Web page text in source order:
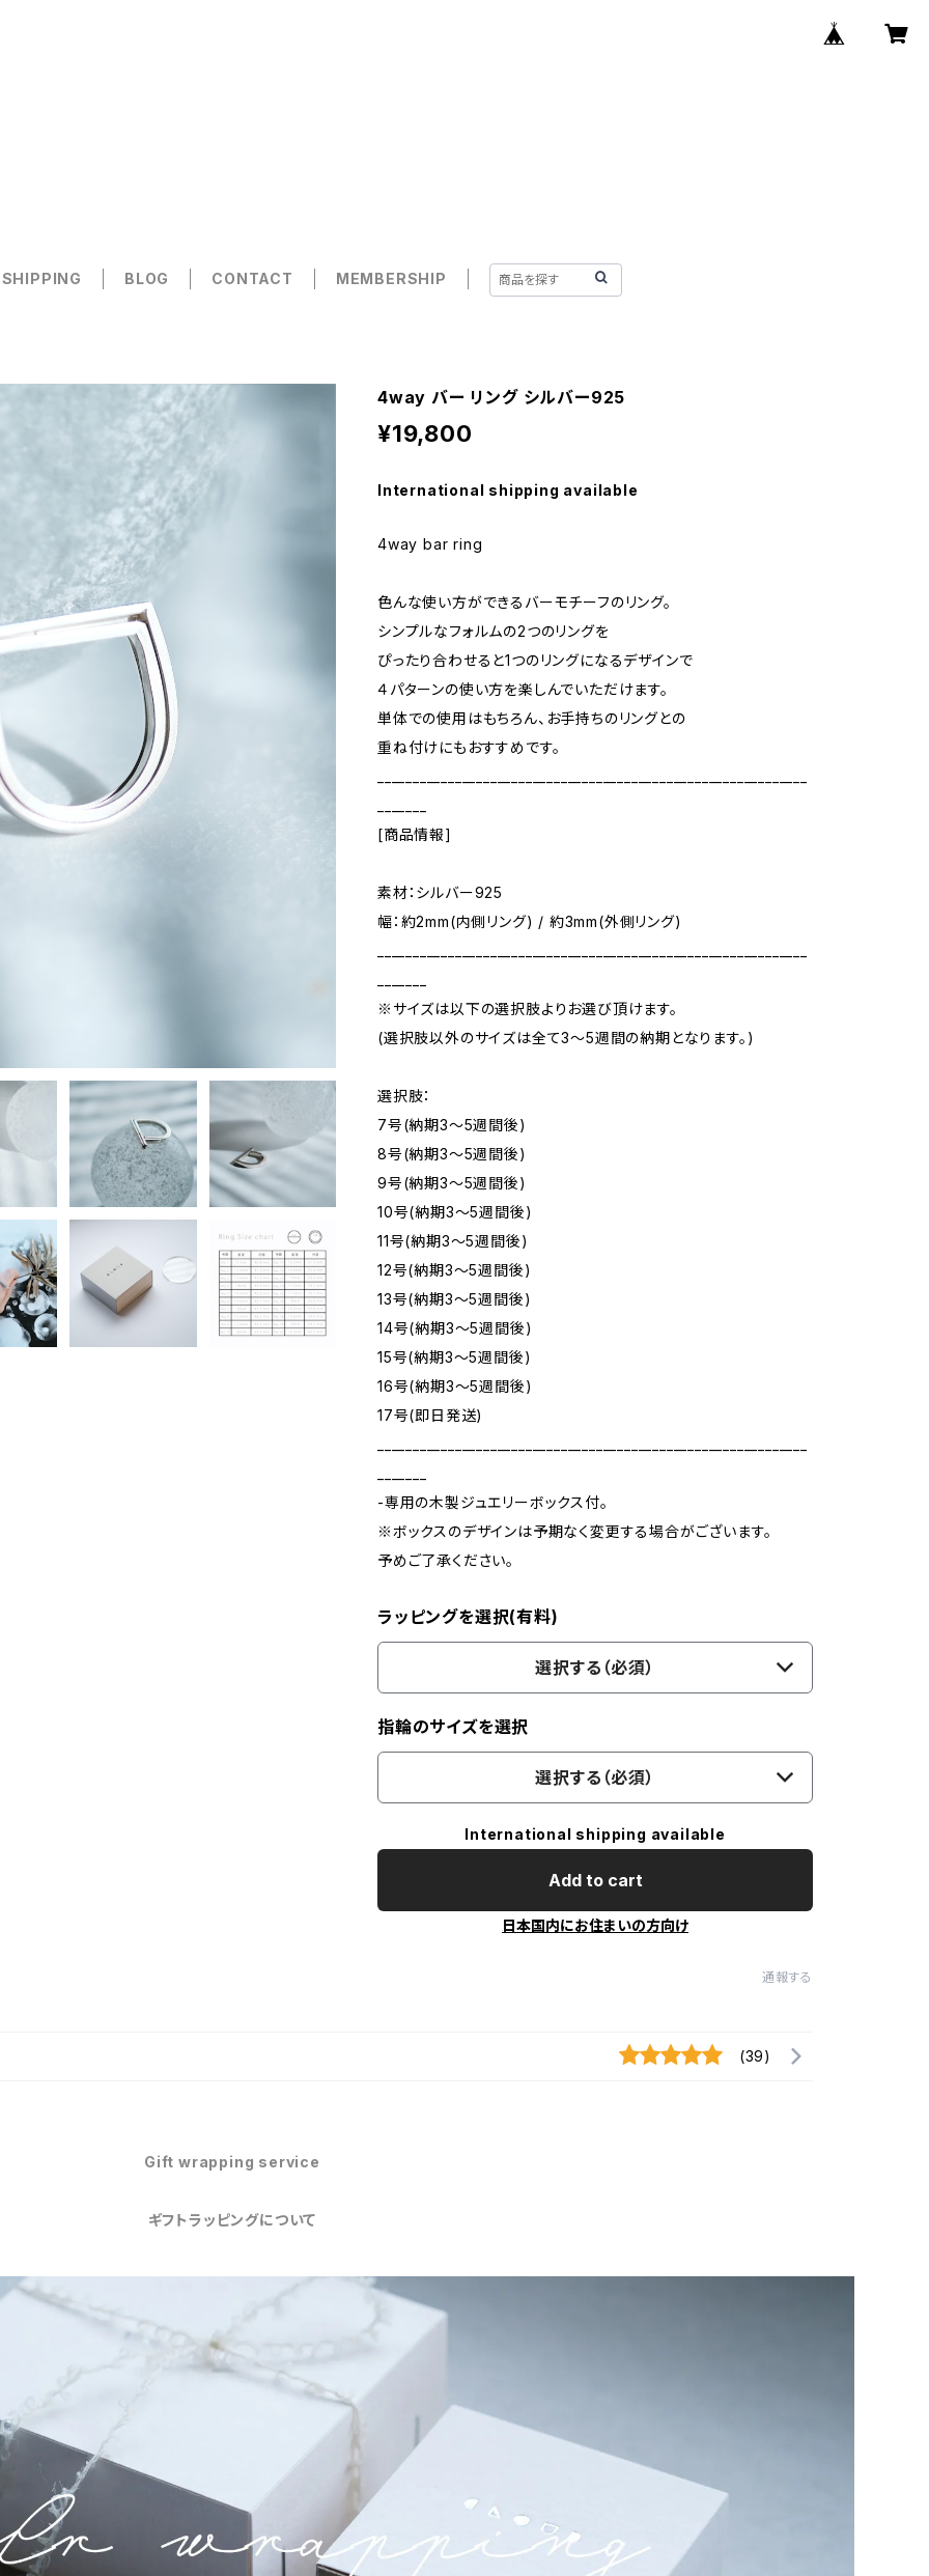
SHIPPING BLOG CONTACT MEMBERSHIP
4way バー リング シルバー925
¥19,800
International shipping available
4way bar ring
色んな使い方ができるバーモチーフのリング。
シンプルなフォルムの2つのリングを
ぴったり合わせると1つのリングになるデザインで
４パターンの使い方を楽しんでいただけます。
単体での使用はもちろん、お手持ちのリングとの
重ね付けにもおすすめです。
[商品情報]
素材：シルバー925
幅：約2mm(内側リング) / 約3mm(外側リング)
※サイズは以下の選択肢よりお選び頂けます。
(選択肢以外のサイズは全て3～5週間の納期となります。)
選択肢：
7号(納期3～5週間後)
8号(納期3～5週間後)
9号(納期3～5週間後)
10号(納期3～5週間後)
11号(納期3～5週間後)
12号(納期3～5週間後)
13号(納期3～5週間後)
14号(納期3～5週間後)
15号(納期3～5週間後)
16号(納期3～5週間後)
17号(即日発送)
-専用の木製ジュエリーボックス付。
※ボックスのデザインは予期なく変更する場合がございます。
予めご了承ください。
ラッピングを選択(有料)
選択する（必須）
指輪のサイズを選択
選択する（必須）
International shipping available
Add to cart
日本国内にお住まいの方向け
通報する
(39)
Gift wrapping service
ギフトラッピングについて